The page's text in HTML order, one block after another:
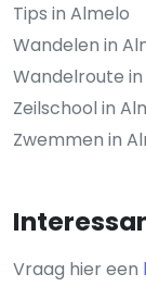
Tips in Almelo
Wandelen in
Wandelroute
Zeilschool in
Zwemmen in
Vraag hier een